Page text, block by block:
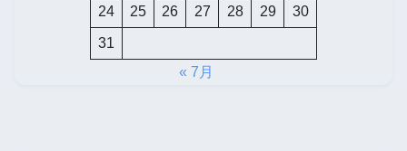
24 25 26 27 28 29 30
31
« 7月